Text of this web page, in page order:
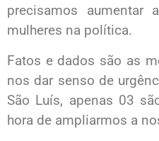
precisamos aumentar
mulheres na política.
Fatos e dados são as
nos dar senso de
São Luís, apenas 03
hora de ampliarmos a